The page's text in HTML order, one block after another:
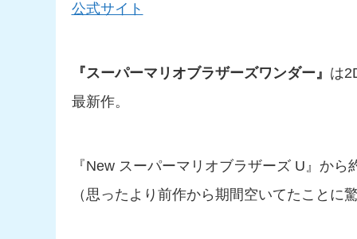
公式サイト
『スーパーマリオブラザーズワンダー』 は
最新作。
『New スーパーマリオブラザーズ U』か
（思ったより前作から期間空いてたことに